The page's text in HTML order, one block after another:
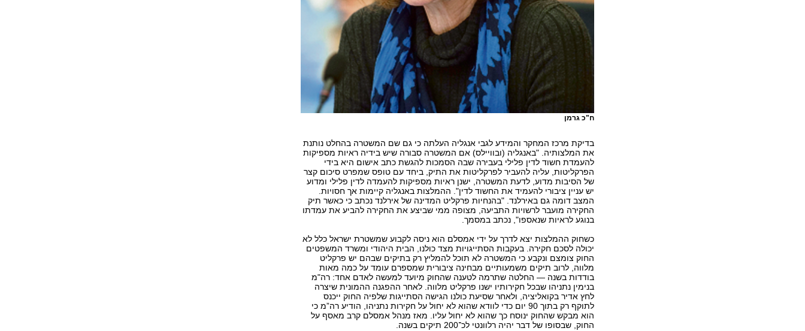
ח"כ גרמן
בדיקת מרכז המחקר והמידע לגבי אנגליה העלתה כי גם שם המשטרה בהחלט נותנת
את המלצותיה. "באנגליה (ובוויילס) אם המשטרה סבורה שיש בידיה ראיות מספיקות
להעמדת חשוד לדין פלילי בעבירה שבה הסמכות להגשת כתב אישום היא בידי
הפרקליטות, עליה להעביר לפרקליטות את התיק, ביחד עם טופס שמפרט סיכום קצר
של הסיבות מדוע, לדעת המשטרה, ישנן ראיות מספיקות להעמדה לדין פלילי ומדוע
יש עניין ציבורי להעמיד את החשוד לדין". ההמלצות באנגליה קיימות אך חסויות.
המצב דומה גם באירלנד. "בהנחיות פרקליט המדינה של אירלנד נכתב כי כאשר תיק
החקירה מועבר לרשויות התביעה, מצופה ממי שביצע את החקירה להביע את עמדתו
בנוגע לראיות שנאספו", נכתב במסמך.
כשחוק ההמלצות יצא לדרך על ידי אמסלם הוא ניסה לקבוע שמשטרת ישראל כלל לא
יכולה לסכם חקירה. בעקבות הסתייגויות מצד כולנו, הבית היהודי ומשרד המשפטים
החוק צומצם ונקבע כי המשטרה לא תוכל להמליץ רק בתיקים שבהם יש פרקליט
מלווה, לרוב תיקים משמעותיים מבחינה ציבורית שמספרם עומד על כמה מאות
בודדות בשנה — החלטה שתרמה לטענה שהחוק מיועד למעשה לאדם אחד: רה"מ
בנימין נתניהו שבכל חקירותיו ישנו פרקליט מלווה. לאחר ההפגנה ההמונית שיצרה
לחץ אדיר בקואליציה, ולאחר שסיעת כולנו הגישה הסתייגות שלפיה החוק ייכנס
לתוקף רק בתוך 90 יום כדי לוודא שהוא לא יחול על חקירות נתניהו, הודיע רה”מ כי
הוא מבקש שהחוק ינוסח כך שהוא לא יחול עליו. מאז מנהל אמסלם קרב מאסף על
החוק, שבסופו של דבר יהיה רלוונטי לכ־200 תיקים בשנה.